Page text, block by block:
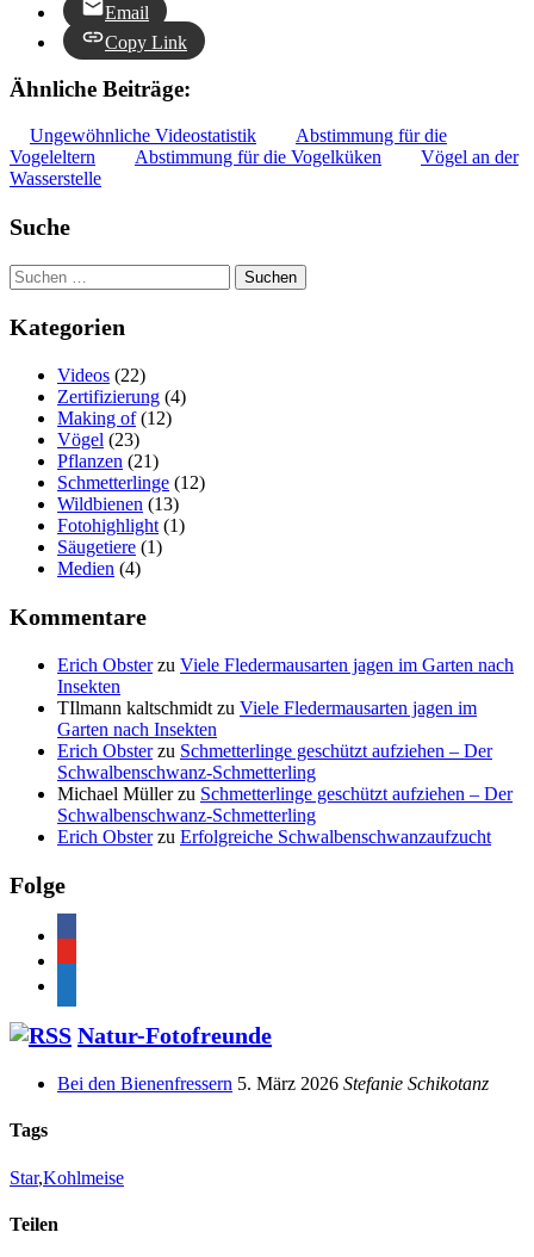
Email
Copy Link
Ähnliche Beiträge:
Ungewöhnliche Videostatistik
Abstimmung für die
Vogeleltern
Abstimmung für die Vogelküken
Vögel an der
Wasserstelle
Suche
Suchen
nach:
Kategorien
Videos (22)
Zertifizierung (4)
Making of(12)
Vögel (23)
Pflanzen (21)
Schmetterlinge (12)
Wildbienen (13)
Fotohighlight (1)
Säugetiere (1)
Medien (4)
Kommentare
Erich Obsterzu Viele Fledermausarten jagen im Garten nach
Insekten
TIlmann kaltschmidt zu Viele Fledermausarten jagen im
Garten nach Insekten
Erich Obsterzu Schmetterlinge geschützt aufziehen – Der
Schwalbenschwanz-Schmetterling
Michael Müllerzu Schmetterlinge geschützt aufziehen – Der
Schwalbenschwanz-Schmetterling
Erich Obsterzu Erfolgreiche Schwalbenschwanzaufzucht
Folge
Natur-Fotofreunde
Bei den Bienenfressern 5. März 2026 Stefanie Schikotanz
Tags
Star,Kohlmeise
Teilen